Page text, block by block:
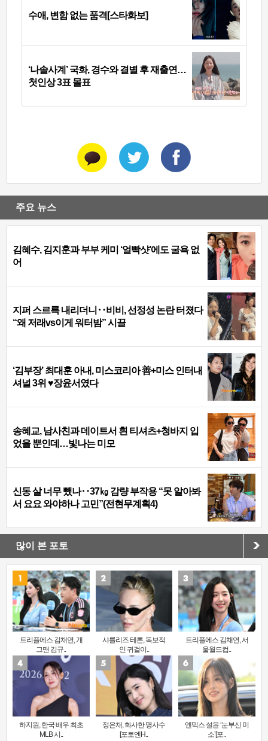
수애, 변함 없는 품격[스타화보]
‘나솔사계’ 국화, 경수와 결별 후 재출연…
첫인상 3표 몰표
주요 뉴스
김혜수, 김지훈과 부부 케미 ‘얼빡샷’에도 굴욕 없
어
지퍼 스르륵 내리더니‥비비, 선정성 논란 터졌다
“왜 저래vs이게 워터밤” 시끌
‘김부장’ 최대훈 아내, 미스코리아 善+미스 인터내
셔널 3위 ♥장윤서였다
송혜교, 남사친과 데이트서 흰 티셔츠+청바지 입
었을 뿐인데…빛나는 미모
신동 살 너무 뺐나‥37㎏ 감량 부작용 “못 알아봐
서 요요 와야하나 고민”(전현무계획4)
많이 본 포토
트리플에스 김채연, 개
그맨 김규..
샤를리즈 테론, 독보적
인 귀걸이..
트리플에스 김채연, 서
울월드컵..
하지원, 한국 배우 최초
MLB 시..
정은채, 화사한 명사수
[포토엔H..
엔믹스 설윤 ‘눈부신 미
소’[포..